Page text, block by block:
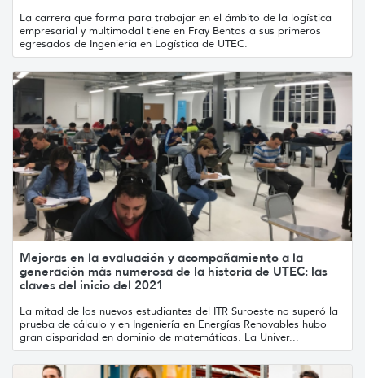
La carrera que forma para trabajar en el ámbito de la logística
empresarial y multimodal tiene en Fray Bentos a sus primeros
egresados de Ingeniería en Logística de UTEC.
Mejoras en la evaluación y acompañamiento a la
generación más numerosa de la historia de UTEC: las
claves del inicio del 2021
La mitad de los nuevos estudiantes del ITR Suroeste no superó la
prueba de cálculo y en Ingeniería en Energías Renovables hubo
gran disparidad en dominio de matemáticas. La Univer...